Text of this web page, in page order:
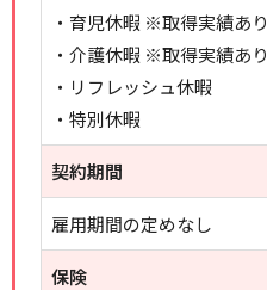
・育児休暇 ※取得実績あり
・介護休暇 ※取得実績あり
・リフレッシュ休暇
・特別休暇
契約期間
雇用期間の定めなし
保険